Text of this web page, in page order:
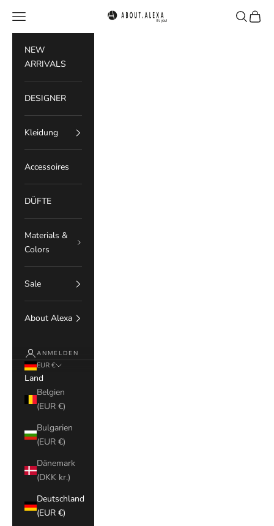
ABOUT.ALEXA
Menü Suchen
NEW
ARRIVALS
DESIGNER
Kleidung
Accessoires
DÜFTE
Materials &
Colors
Sale
About Alexa
ANMELDEN
EUR €
Land
Belgien
(EUR €)
Bulgarien
(EUR €)
Dänemark
(DKK kr.)
Deutschland
(EUR €)